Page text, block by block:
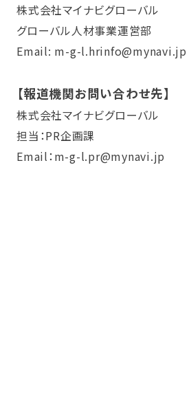
株式会社マイナビグローバル
グローバル人材事業運営部
Email: m-g-l.hrinfo@mynavi.jp
【報道機関お問い合わせ先】
株式会社マイナビグローバル
担当：PR企画課
Email：m-g-l.pr@mynavi.jp